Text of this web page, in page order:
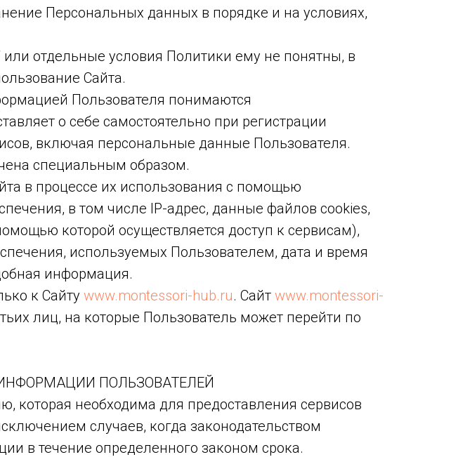
Персональных данных в порядке и на условиях,
отдельные условия Политики ему не понятны, в
Сайта.
Пользователя понимаются
о себе самостоятельно при регистрации
включая персональные данные Пользователя.
специальным образом.
в процессе их использования с помощью
в том числе IP-адрес, данные файлов cookies,
которой осуществляется доступ к сервисам),
используемых Пользователем, дата и время
информация.
к Сайту www.montessori-hub.ru. Сайт www.montessori-
лиц, на которые Пользователь может перейти по
ПОЛЬЗОВАТЕЛЕЙ
которая необходима для предоставления сервисов
случаев, когда законодательством
в течение определенного законом срока.